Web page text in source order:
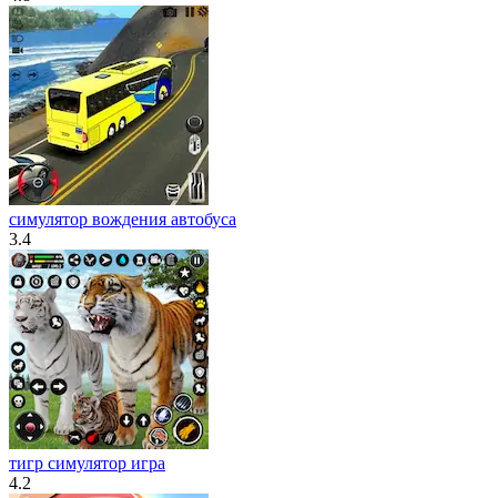
симулятор вождения автобуса
3.4
тигр симулятор игра
4.2